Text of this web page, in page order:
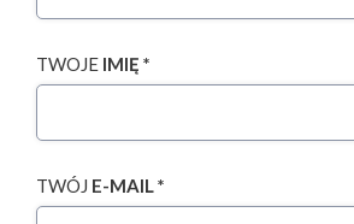
TWOJE IMIĘ *
TWÓJ E-MAIL *